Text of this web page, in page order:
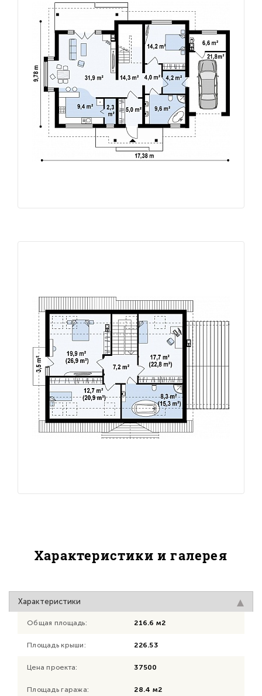
Характеристики и галерея
Характеристики
Общая площадь: 216.6 м2
Площадь крыши: 226.53
Цена проекта: 37500
Площадь гаража: 28.4 м2